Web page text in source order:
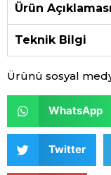
Ürün Açıklaması
Teknik Bilgi
Ürünü sosyal
WhatsApp
Twitter